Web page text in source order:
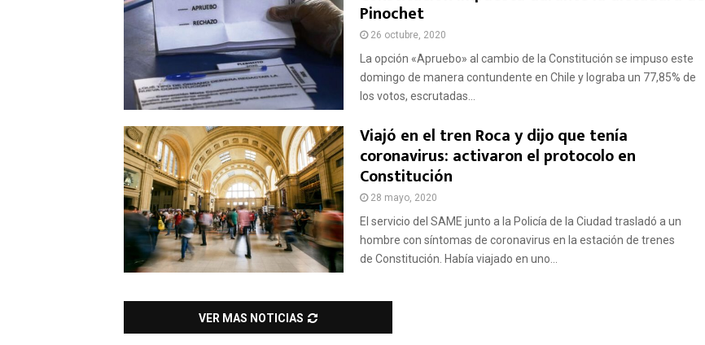
Pinochet
26 octubre, 2020
La opción «Apruebo» al cambio de la Constitución se impuso este
domingo de manera contundente en Chile y lograba un 77,85% de
los votos, escrutadas...
Viajó en el tren Roca y dijo que tenía
coronavirus: activaron el protocolo en
Constitución
28 mayo, 2020
El servicio del SAME​ junto a la Policía de la Ciudad trasladó a un
hombre con síntomas de coronavirus en la estación de trenes
de Constitución. Había viajado en uno...
VER MAS NOTICIAS